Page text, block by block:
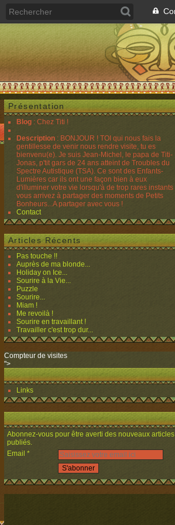
Présentation
Blog : Chez Titi !
Description : BONJOUR ! TOI qui nous fais la
gentillesse de venir nous rendre visite, tu es
bienvenu(e). Je suis Jean-Michel, le papa de Titi-
Jonas, p'tit gars de 24 ans atteint de Troubles du
Spectre Autistique (TSA). Ce sont des Enfants-
Lumières car ils ont une façon bien à eux
d'illuminer votre vie lorsqu'à de trop rares instants
vous arrivez à partager des moments de Petits
Bonheurs...A partager avec vous !
Contact
Articles Récents
Pas touche !!
Auprès de ma blonde...
Holiday on Ice...
Sourire à la Vie...
Puzzle
Sourire...
Miam !
Me revoilà !
Sourire en travaillant !
Travailler c'est trop dur...
Compteur de visites
">
Links
Abonnez-vous pour être averti des nouveaux articles
publiés.
Email